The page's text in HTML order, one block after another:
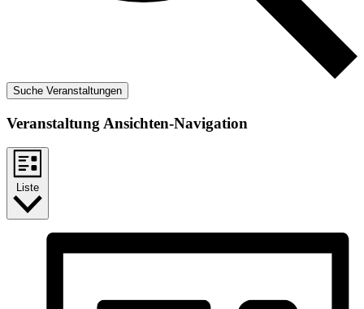
Suche Veranstaltungen
Veranstaltung Ansichten-Navigation
Liste